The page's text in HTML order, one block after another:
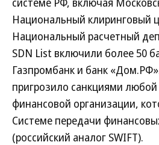
Национальный клиринговый
Национальный расчетный
SDN List включили более 50
Газпромбанк и банк
пригрозило санкциями
финансовой организации,
Системе передачи
(российский аналог SWIFT).